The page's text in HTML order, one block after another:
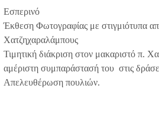
Εσπερινό
Έκθεση Φωτογραφίας με στιγμιότυπα
Χατζηχαραλάμπους
Τιμητική διάκριση στον μακαριστό π.
αμέριστη συμπαράστασή του στις
Απελευθέρωση πουλιών.